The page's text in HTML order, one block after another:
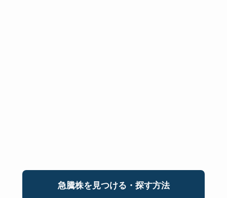
急騰株を見つける・探す方法